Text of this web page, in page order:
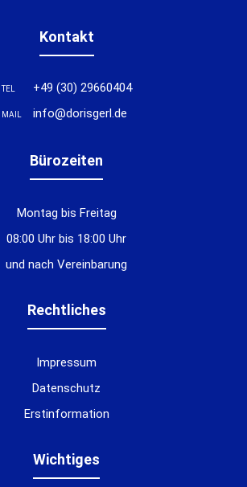
Kontakt
TEL +49 (30) 29660404
MAIL info@dorisgerl.de
Bürozeiten
Montag bis Freitag
08:00 Uhr bis 18:00 Uhr
und nach Vereinbarung
Rechtliches
Impressum
Datenschutz
Erstinformation
Wichtiges